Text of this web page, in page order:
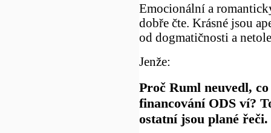
Emocionální a
dobře čte. Krásné jsou
od dogmatičnosti a
Jenže:
Proč Ruml neuvedl,
financování ODS ví?
ostatní jsou plané řeči.